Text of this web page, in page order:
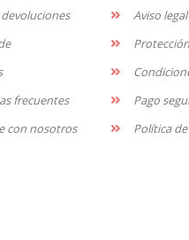
devoluciones
frecuentes
con nosotros
Aviso legal
Pago
Política